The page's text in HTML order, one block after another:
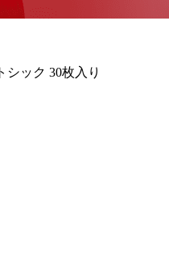
ック 30枚入り